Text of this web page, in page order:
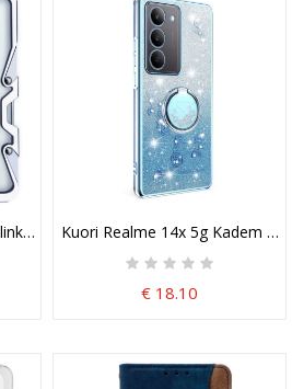
Puskuri
Kuori Realme 14x 5g Kadem
€ 18.10